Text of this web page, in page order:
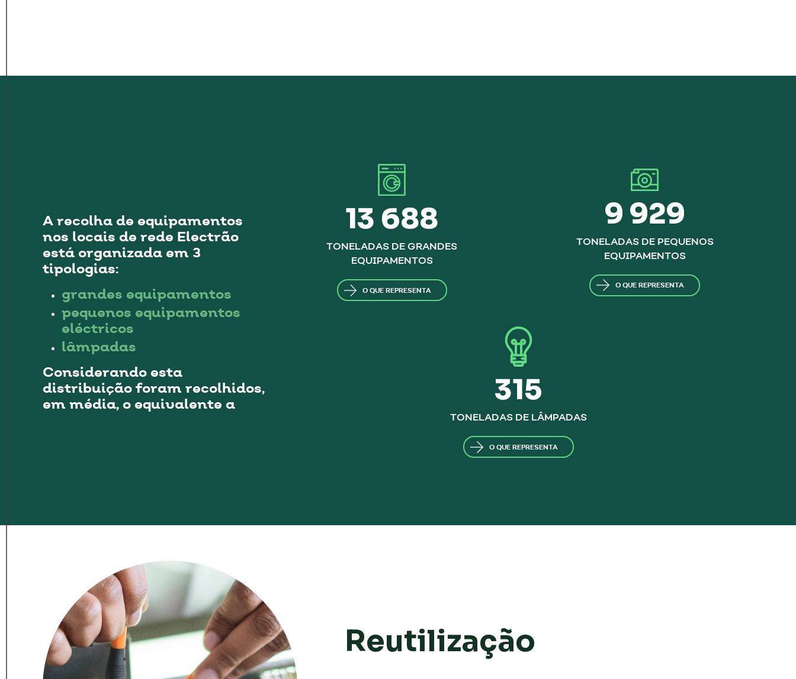
A recolha de equipamentos
nos locais de rede Electrão
está organizada em 3
tipologias:
grandes equipamentos
pequenos equipamentos
eléctricos
lâmpadas
Considerando esta
distribuição foram recolhidos,
em média, o equivalente a
13 688
TONELADAS DE GRANDES
EQUIPAMENTOS
O QUE REPRESENTA
9 929
TONELADAS DE PEQUENOS
EQUIPAMENTOS
O QUE REPRESENTA
315
TONELADAS DE LÂMPADAS
O QUE REPRESENTA
Reutilização